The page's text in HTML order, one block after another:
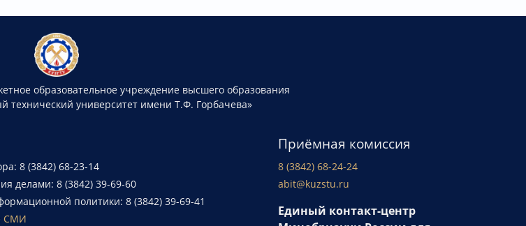
образовательное учреждение высшего образования
технический университет имени Т.Ф. Горбачева»
8 (3842) 68-23-14
делами: 8 (3842) 39-69-60
политики: 8 (3842) 39-69-41
СМИ
Приёмная комиссия
8 (3842) 68-24-24
abit@kuzstu.ru
Единый контакт-центр